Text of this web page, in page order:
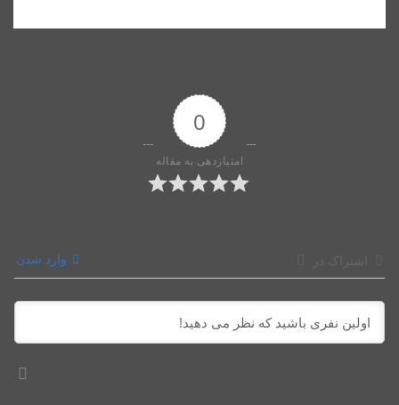
0
امتیازدهی به مقاله
وارد شدن